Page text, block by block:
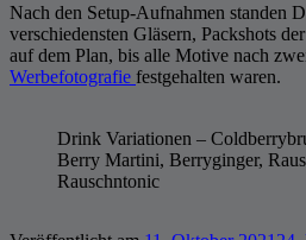
Nach den Setup-Aufnahmen standen
verschiedensten Gläsern, Packshots
auf dem Plan, bis alle Motive nach
Werbefotografie festgehalten waren.
Drink Variationen –
Berry Martini, Berryginger,
Rauschntonic